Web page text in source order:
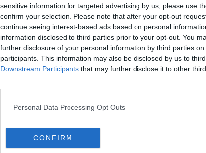
sensitive information for targeted advertising by us, please use
confirm your selection. Please note that after your opt-out
continue seeing interest-based ads based on personal
information disclosed to third parties prior to your opt-out. You
further disclosure of your personal information by third parties on
participants. This information may also be disclosed by us to
Downstream Participants that may further disclose it to other
Personal Data Processing Opt Outs
CONFIRM